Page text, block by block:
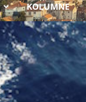
KOLUMNE